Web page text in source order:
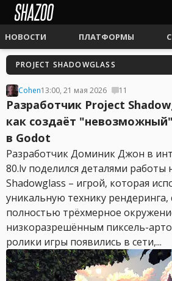
НОВОСТИ ПЛАТФОРМЫ
PROJECT SHADOWGLASS
Cohen13:00, 21 мая 2026 11
Разработчик Project
как создаёт
в Godot
Разработчик Доминик Джон в
80.lv поделился деталями работы
Shadowglass – игрой, которая
уникальную технику
полностью трёхмерное
низкоразрешённым пиксель-
ролики игры появились в сети,...